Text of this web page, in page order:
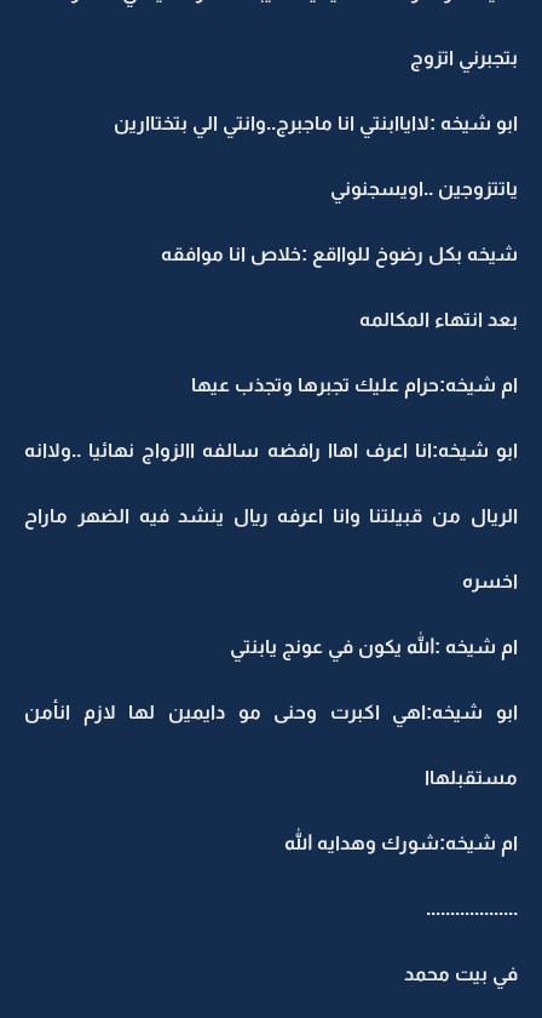
بتجبرني اتزوج
ابو شيخه :لااياابنتي انا ماجبرج..وانتي الي بتختاارين
ياتتزوجين ..اويسجنوني
شيخه بكل رضوخ للوااقع :خلاص انا موافقه
بعد انتهاء المكالمه
ام شيخه:حرام عليك تجبرها وتجذب عيها
ابو شيخه:انا اعرف اهاا رافضه سالفه االزواج نهائيا ..ولاانه
الريال من قبيلتنا وانا اعرفه ريال ينشد فيه الضهر ماراح
اخسره
ام شيخه :الله يكون في عونج يابنتي
ابو شيخه:اهي اكبرت وحنى مو دايمين لها لازم انأمن
مستقبلهاا
ام شيخه:شورك وهدايه الله
...................
في بيت محمد